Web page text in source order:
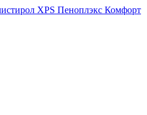
XPS Пеноплэкс Комфорт